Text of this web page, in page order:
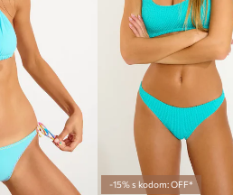
-15% s kodom: OFF*